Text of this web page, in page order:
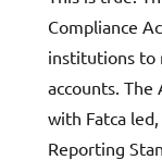
Compliance
institutions to
accounts.
with Fatca
Reporting